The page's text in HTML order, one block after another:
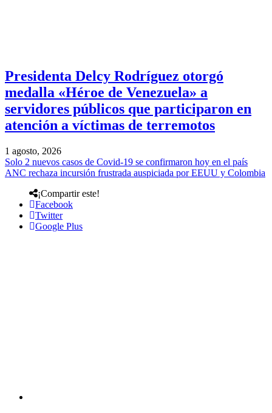
Presidenta Delcy Rodríguez otorgó
medalla «Héroe de Venezuela» a
servidores públicos que participaron en
atención a víctimas de terremotos
1 agosto, 2026
Solo 2 nuevos casos de Covid-19 se confirmaron hoy en el país
ANC rechaza incursión frustrada auspiciada por EEUU y Colombia
¡Compartir este!
Facebook
Twitter
Google Plus